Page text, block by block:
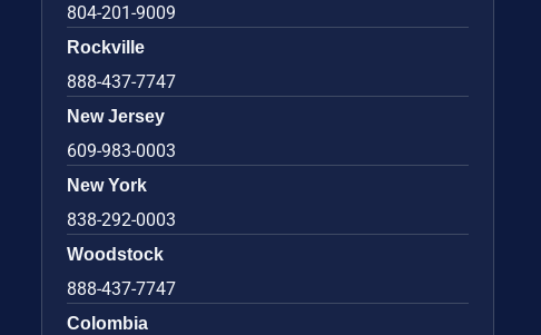
804-201-9009
Rockville
888-437-7747
New Jersey
609-983-0003
New York
838-292-0003
Woodstock
888-437-7747
Colombia